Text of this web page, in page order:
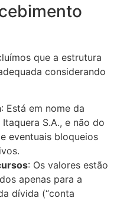
que a estrutura
considerando
: Está em nome da
S.A., e não do
eventuais bloqueios
: Os valores estão
apenas para a
dívida (“conta